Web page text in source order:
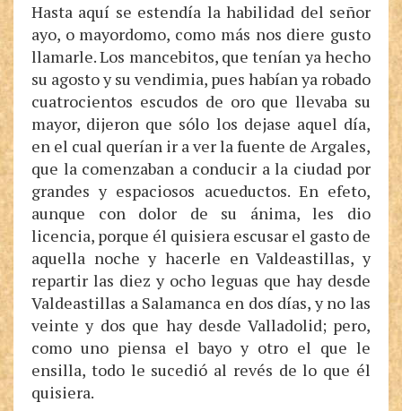
Hasta aquí se estendía la habilidad del señor
ayo, o mayordomo, como más nos diere gusto
llamarle. Los mancebitos, que tenían ya hecho
su agosto y su vendimia, pues habían ya robado
cuatrocientos escudos de oro que llevaba su
mayor, dijeron que sólo los dejase aquel día,
en el cual querían ir a ver la fuente de Argales,
que la comenzaban a conducir a la ciudad por
grandes y espaciosos acueductos. En efeto,
aunque con dolor de su ánima, les dio
licencia, porque él quisiera escusar el gasto de
aquella noche y hacerle en Valdeastillas, y
repartir las diez y ocho leguas que hay desde
Valdeastillas a Salamanca en dos días, y no las
veinte y dos que hay desde Valladolid; pero,
como uno piensa el bayo y otro el que le
ensilla, todo le sucedió al revés de lo que él
quisiera.